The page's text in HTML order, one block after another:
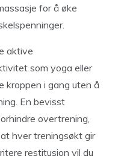
for å øke
aktive
som yoga eller
kroppen i gang uten å
En bevisst
overtrening,
hver treningsøkt gir
restitusjon vil du